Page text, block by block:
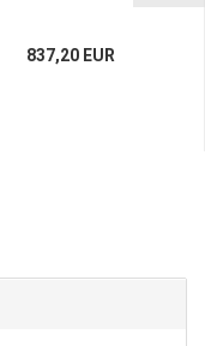
837,20 EUR